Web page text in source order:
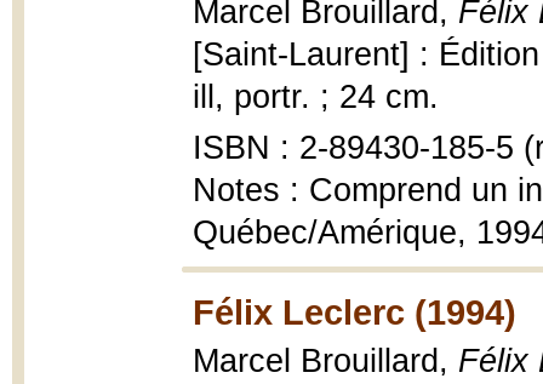
Marcel Brouillard, Félix
[Saint-Laurent] :
ill, portr. ; 24 cm.
ISBN : 2-89430-185-5
Notes : Comprend un
Québec/Amérique,
Félix Leclerc (1994)
Marcel Brouillard, Félix